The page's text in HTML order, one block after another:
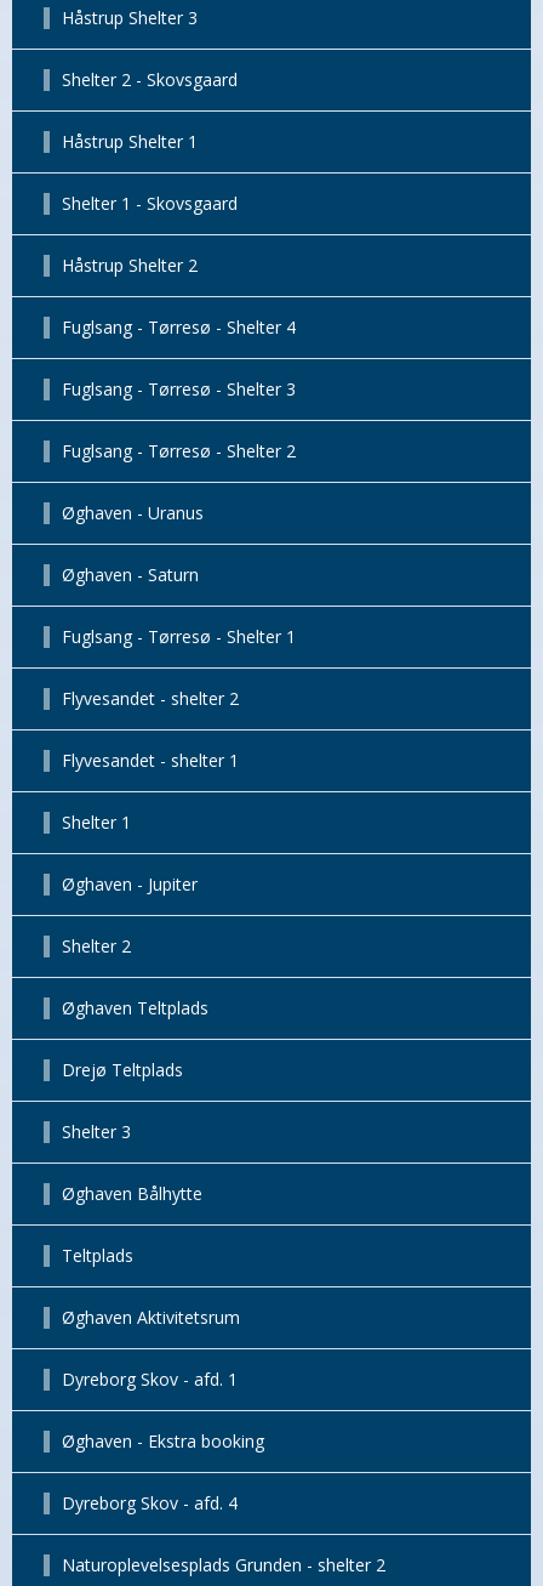
Håstrup Shelter 3
Shelter 2 - Skovsgaard
Håstrup Shelter 1
Shelter 1 - Skovsgaard
Håstrup Shelter 2
Fuglsang - Tørresø - Shelter 4
Fuglsang - Tørresø - Shelter 3
Fuglsang - Tørresø - Shelter 2
Øghaven - Uranus
Øghaven - Saturn
Fuglsang - Tørresø - Shelter 1
Flyvesandet - shelter 2
Flyvesandet - shelter 1
Shelter 1
Øghaven - Jupiter
Shelter 2
Øghaven Teltplads
Drejø Teltplads
Shelter 3
Øghaven Bålhytte
Teltplads
Øghaven Aktivitetsrum
Dyreborg Skov - afd. 1
Øghaven - Ekstra booking
Dyreborg Skov - afd. 4
Naturoplevelsesplads Grunden - shelter 2